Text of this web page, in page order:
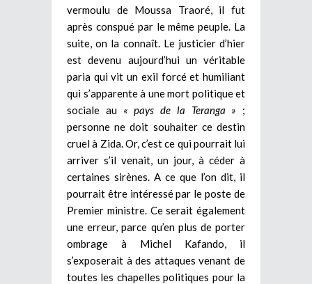
vermoulu de Moussa Traoré, il fut
après conspué par le même peuple. La
suite, on la connaît. Le justicier d’hier
est devenu aujourd’hui un véritable
paria qui vit un exil forcé et humiliant
qui s’apparente à une mort politique et
sociale au « pays de la Teranga » ;
personne ne doit souhaiter ce destin
cruel à Zida. Or, c’est ce qui pourrait lui
arriver s’il venait, un jour, à céder à
certaines sirènes. A ce que l’on dit, il
pourrait être intéressé par le poste de
Premier ministre. Ce serait également
une erreur, parce qu’en plus de porter
ombrage à Michel Kafando, il
s’exposerait à des attaques venant de
toutes les chapelles politiques pour la